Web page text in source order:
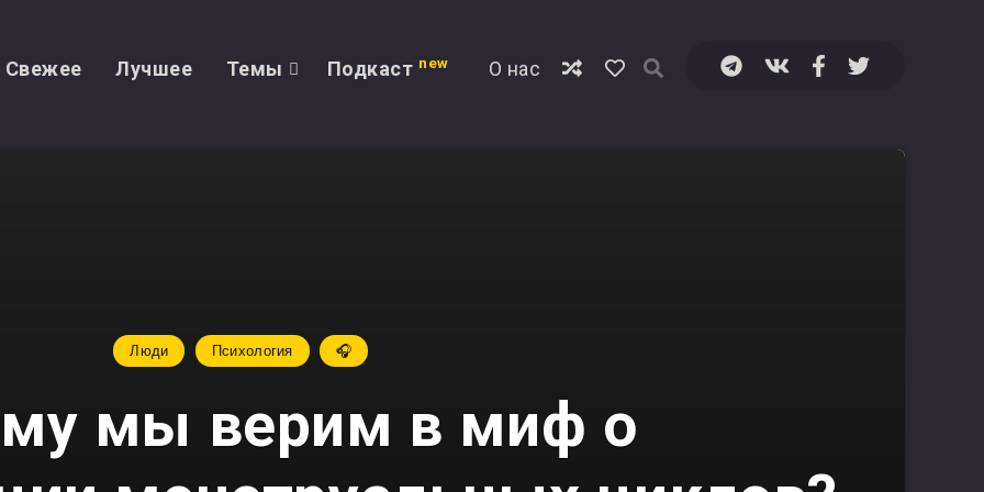
Свежее Лучшее Темы Подкаст new ⁠О нас
Люди Психология 🎧
мы верим в миф о